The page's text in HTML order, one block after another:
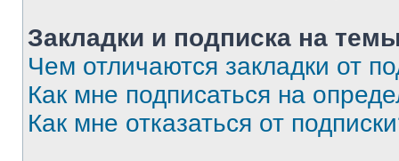
Закладки и подписка на
Чем отличаются закладки от
Как мне подписаться на
Как мне отказаться от